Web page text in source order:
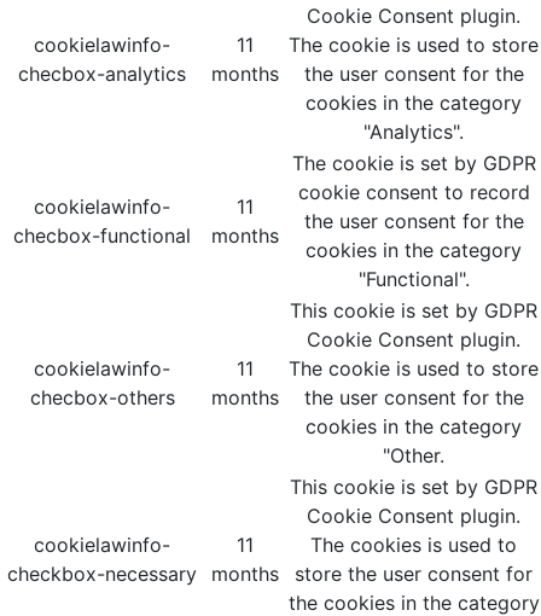
cookielawinfo-
checbox-analytics
11
months
Cookie Consent plugin.
The cookie is used to store
the user consent for the
cookies in the category
"Analytics".
cookielawinfo-
checbox-functional
11
months
The cookie is set by GDPR
cookie consent to record
the user consent for the
cookies in the category
"Functional".
cookielawinfo-
checbox-others
11
months
This cookie is set by GDPR
Cookie Consent plugin.
The cookie is used to store
the user consent for the
cookies in the category
"Other.
cookielawinfo-
checkbox-necessary
11
months
This cookie is set by GDPR
Cookie Consent plugin.
The cookies is used to
store the user consent for
the cookies in the category